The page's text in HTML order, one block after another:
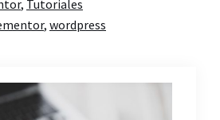
, Tutoriales
, wordpress